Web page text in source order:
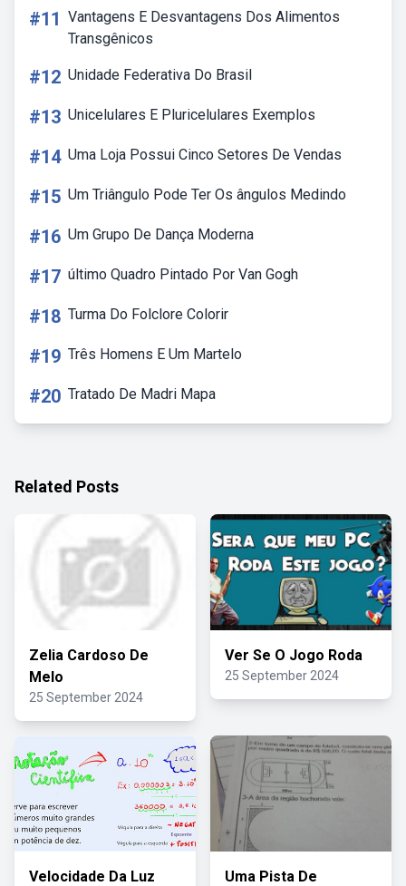
#11 Vantagens E Desvantagens Dos Alimentos
Transgênicos
#12 Unidade Federativa Do Brasil
#13 Unicelulares E Pluricelulares Exemplos
#14 Uma Loja Possui Cinco Setores De Vendas
#15 Um Triângulo Pode Ter Os ângulos Medindo
#16 Um Grupo De Dança Moderna
#17 último Quadro Pintado Por Van Gogh
#18 Turma Do Folclore Colorir
#19 Três Homens E Um Martelo
#20 Tratado De Madri Mapa
Related Posts
Zelia Cardoso De
Melo
25 September 2024
Ver Se O Jogo Roda
25 September 2024
Velocidade Da Luz Uma Pista De